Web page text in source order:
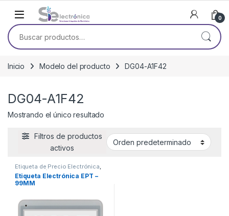
Skip to navigation
Skip to content
0
Buscar por:
Inicio Modelo del producto DG04-A1F42
DG04-A1F42
Mostrando el único resultado
Filtros de productos
activos
Etiqueta de Precio Electrónica
Señalización Digital
Etiqueta Electrónica EPT –
99MM